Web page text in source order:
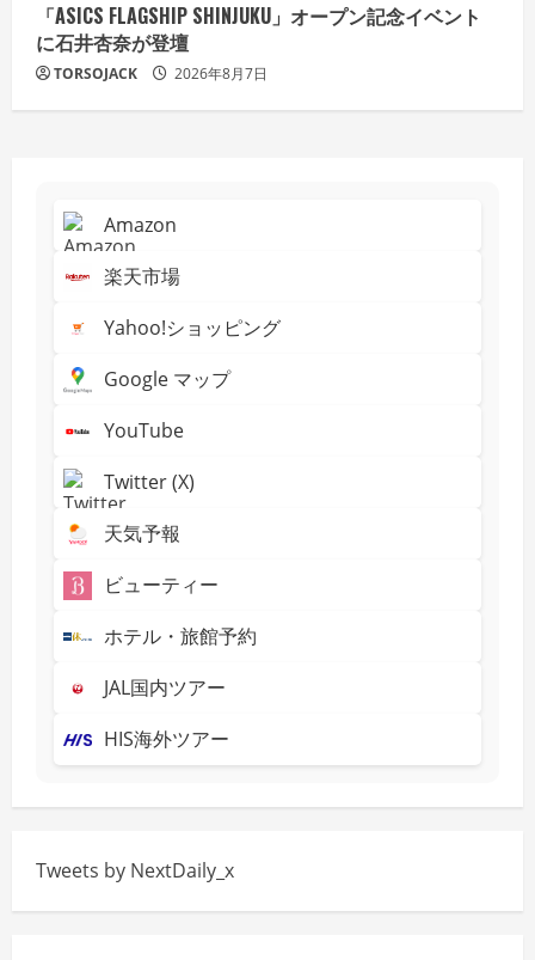
「ASICS FLAGSHIP SHINJUKU」オープン記念イベント
に石井杏奈が登壇
TORSOJACK 2026年8月7日
Amazon
楽天市場
Yahoo!ショッピング
Google マップ
YouTube
Twitter (X)
天気予報
ビューティー
ホテル・旅館予約
JAL国内ツアー
HIS海外ツアー
Tweets by NextDaily_x